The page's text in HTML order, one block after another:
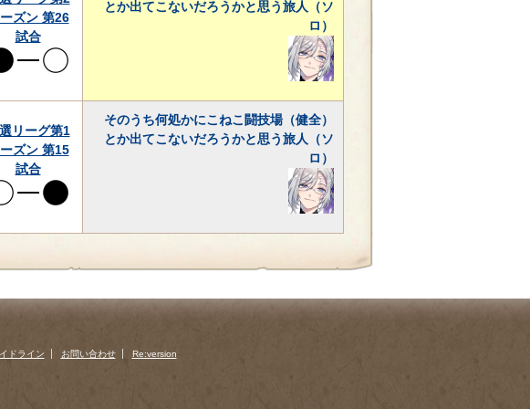
ズン 第26
試合
とか出てこないだろうかと思う旅人（ソ
ロ）
リーグ第1
ズン 第15
試合
そのうち何処かにこねこ闘技場（健全）
とか出てこないだろうかと思う旅人（ソ
ロ）
ドライン お問い合わせ Re:version